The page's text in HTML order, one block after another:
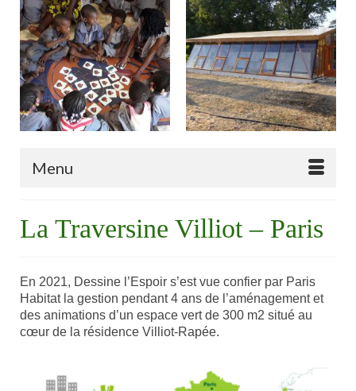
Menu
La Traversine Villiot – Paris
En 2021, Dessine l’Espoir s’est vue confier par Paris
Habitat la gestion pendant 4 ans de l’aménagement et
des animations d’un espace vert de 300 m2 situé au
cœur de la résidence Villiot-Rapée.